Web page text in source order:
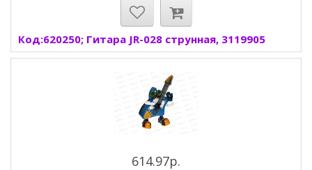
Код:620250; Гитара JR-028 струнная, 3119905
614.97р.